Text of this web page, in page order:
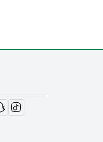
new window
opens in new window
opens in new window